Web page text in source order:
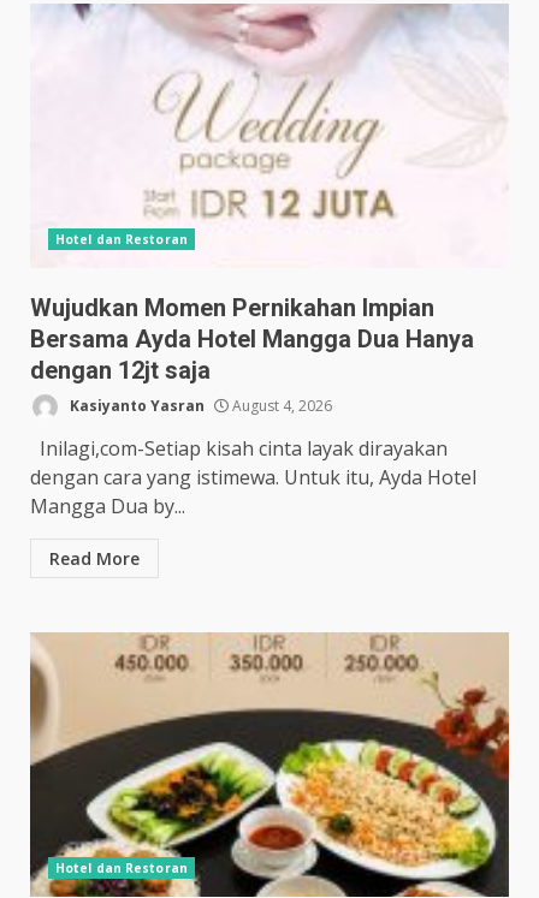
Hotel dan Restoran
Wujudkan Momen Pernikahan Impian
Bersama Ayda Hotel Mangga Dua Hanya
dengan 12jt saja
Kasiyanto Yasran August 4, 2026
Inilagi,com-Setiap kisah cinta layak dirayakan
dengan cara yang istimewa. Untuk itu, Ayda Hotel
Mangga Dua by...
Read More
Hotel dan Restoran